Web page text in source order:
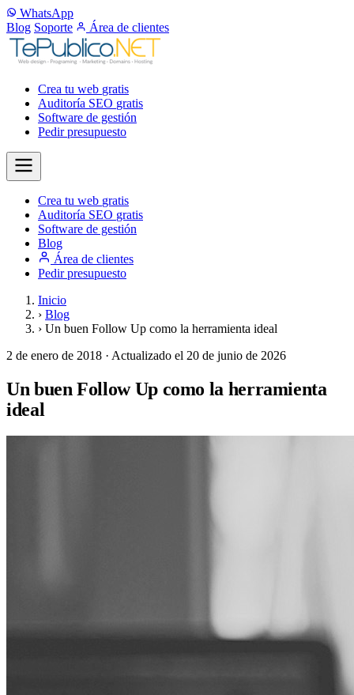
WhatsApp
Blog Soporte Área de clientes
Crea tu web gratis
Auditoría SEO gratis
Software de gestión
Pedir presupuesto
Crea tu web gratis
Auditoría SEO gratis
Software de gestión
Blog
Área de clientes
Pedir presupuesto
Inicio
› Blog
› Un buen Follow Up como la herramienta ideal
2 de enero de 2018 · Actualizado el 20 de junio de 2026
Un buen Follow Up como la herramienta
ideal